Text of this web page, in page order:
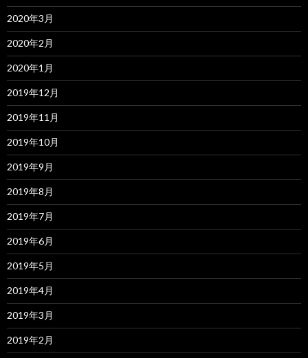
2020年3月
2020年2月
2020年1月
2019年12月
2019年11月
2019年10月
2019年9月
2019年8月
2019年7月
2019年6月
2019年5月
2019年4月
2019年3月
2019年2月